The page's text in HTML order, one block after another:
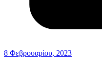
8 Φεβρουαρίου, 2023